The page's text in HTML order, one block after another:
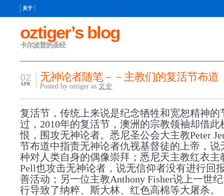
oztiger’s blog
卡尔波普的圣经
关于
无神论者随笔－－主教们的复活节布道
02
APR Posted by oztiger as 文史
复活节，传统上来说是纪念牺牲和宽恕精神的
过，2010年的复活节，澳洲的宗教领袖却借此
恨，围攻无神论者。悉尼圣公会大主教Peter
节布道中指责无神论者仇视基督徒的上帝，说
种对人类自身的偶像崇拜；悉尼天主教红衣主
Pell也攻击无神论者，说无信仰者没有进行回
善活动；另一位主教Anthony Fisher说上一世
行导致了纳粹、斯大林、红色高棉等大屠杀。